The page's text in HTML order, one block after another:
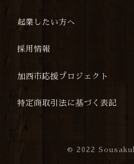
起業したい方へ
採用情報
加西市応援プロジェクト
特定商取引法に基づく表記
© 2022